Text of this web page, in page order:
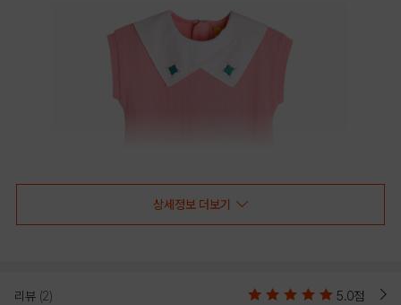
상세정보 더보기
리뷰 (2) 5.0점